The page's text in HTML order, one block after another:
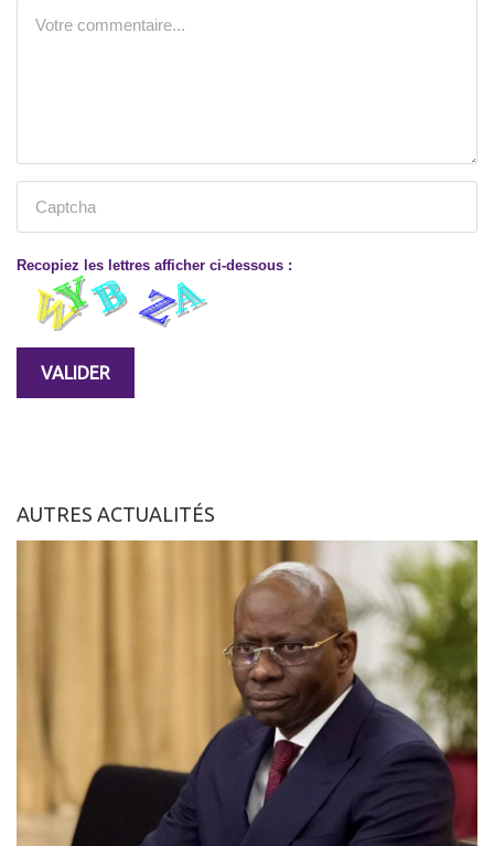
Recopiez les lettres afficher ci-dessous :
AUTRES ACTUALITÉS